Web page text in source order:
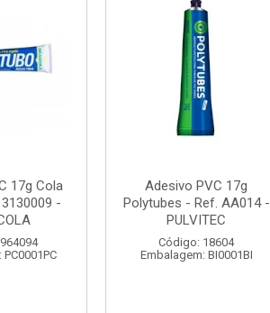
17g Cola
-
Adesivo PVC 17g
Polytubes - Ref. AA014 -
PULVITEC
Código: 18604
Embalagem: BI0001BI